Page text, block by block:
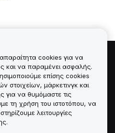
cookies για να
και να παραμένει ασφαλής.
επίσης cookies
στοιχείων, μάρκετινγκ και
για να θυμόμαστε τις
τη χρήση του ιστοτόπου, να
λειτουργίες